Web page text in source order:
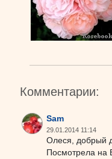
Комментарии:
Sam
29.01.2014 11:14
Олеся, добрый
Посмотрела на